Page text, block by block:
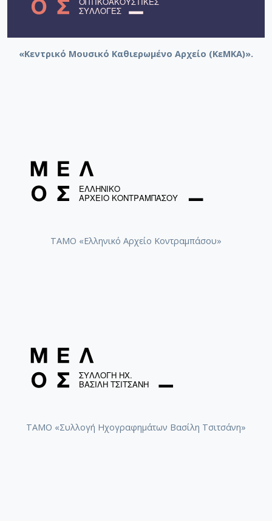
«Κεντρικό Μουσικό Καθιερωμένο Αρχείο (ΚεΜΚΑ)».
ΤΑΜΟ «Ελληνικό Αρχείο Κοντραμπάσου»
ΤΑΜΟ «Συλλογή Ηχογραφημάτων Βασίλη Τσιτσάνη»